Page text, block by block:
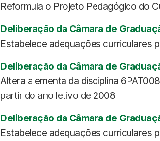
Reformula o Projeto Pedagógico do
Deliberação da Câmara de
Estabelece adequações curriculares
Deliberação da Câmara de
Altera a ementa da disciplina
partir do ano letivo de 2008
Deliberação da Câmara de
Estabelece adequações curriculares